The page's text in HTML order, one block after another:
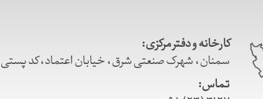
کارخانه و دفتر مرکزی:
سمنان، شهرک صنعتی شرق، خیابان اعتماد، کد پستی ۳۵۳۵۱۶۳۷۹۱
تماس: